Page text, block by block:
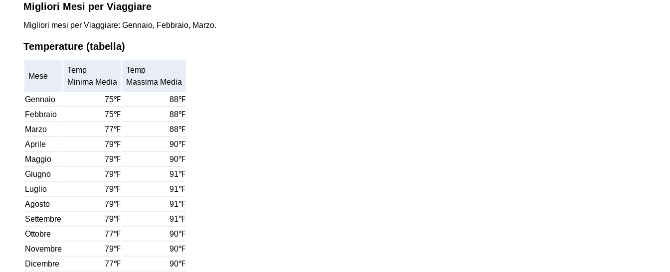
Migliori Mesi per Viaggiare
Migliori mesi per Viaggiare: Gennaio, Febbraio, Marzo.
Temperature (tabella)
Mese
Temp
Minima Media
Temp
Massima Media
Gennaio 75℉
88℉
Febbraio
75℉
88℉
Marzo
77℉
88℉
Aprile
79℉
90℉
Maggio
79℉
90℉
Giugno
79℉
91℉
Luglio
79℉
91℉
Agosto
79℉
91℉
Settembre
79℉
91℉
Ottobre
77℉
90℉
Novembre
79℉
90℉
Dicembre
77℉ 90℉